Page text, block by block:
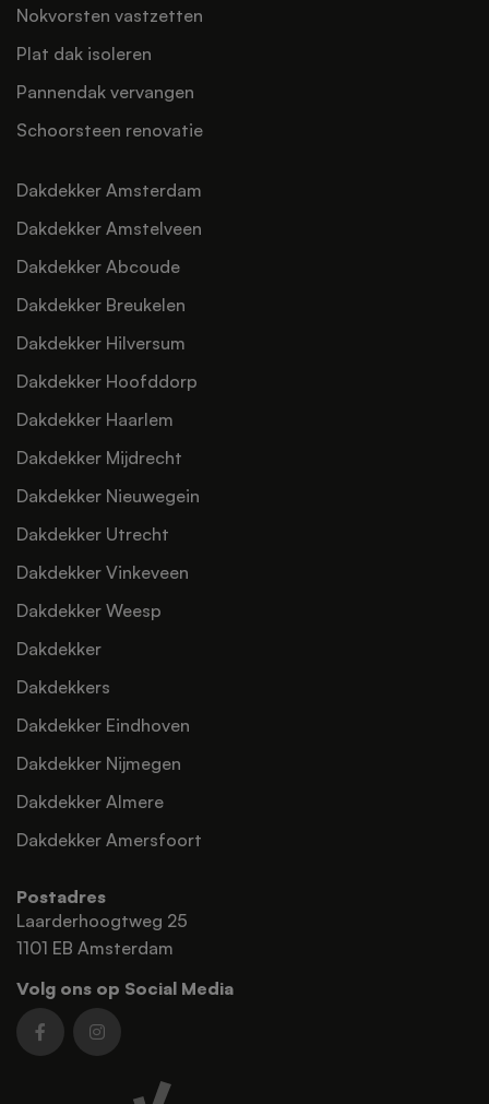
Postadres
Laarderhoogtweg 25
1101 EB Amsterdam
Volg ons op Social Media
Nokvorsten vastzetten
Plat dak isoleren
Pannendak vervangen
Schoorsteen renovatie
Dakdekker Amsterdam
Dakdekker Amstelveen
Dakdekker Abcoude
Dakdekker Breukelen
Dakdekker Hilversum
Dakdekker Hoofddorp
Dakdekker Haarlem
Dakdekker Mijdrecht
Dakdekker Nieuwegein
Dakdekker Utrecht
Dakdekker Vinkeveen
Dakdekker Weesp
Dakdekker
Dakdekkers
Dakdekker Eindhoven
Dakdekker Nijmegen
Dakdekker Almere
Dakdekker Amersfoort